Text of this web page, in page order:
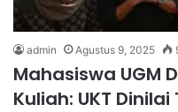
admin Agustus 9, 2025
Mahasiswa UGM
Kuliah: UKT